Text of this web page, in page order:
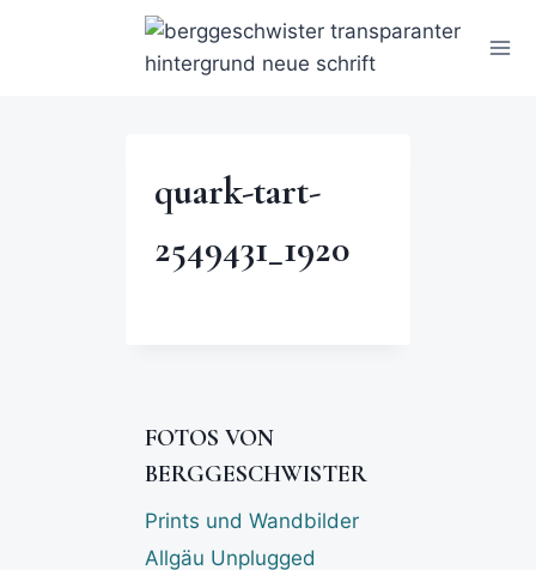
quark-tart-
2549431_1920
FOTOS VON
BERGGESCHWISTER
Prints und Wandbilder
Allgäu Unplugged